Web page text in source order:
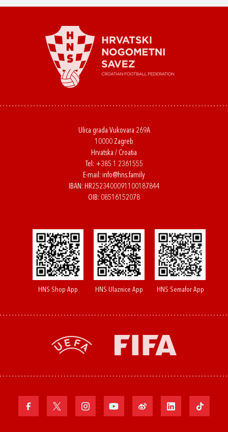
Ulica grada Vukovara 269A
10000 Zagreb
Hrvatska / Croatia
Tel: +385 1 2361555
E-mail: info@hns.family
IBAN: HR2523400091100187844
OIB: 08516152078
HNS Shop App HNS Ulaznice App HNS Semafor App